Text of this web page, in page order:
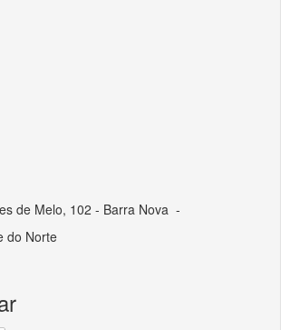
de Melo, 102 - Barra Nova -
do Norte